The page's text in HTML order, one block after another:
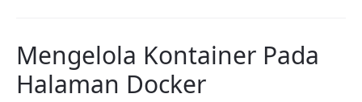
Mengelola Kontainer Pada
Halaman Docker